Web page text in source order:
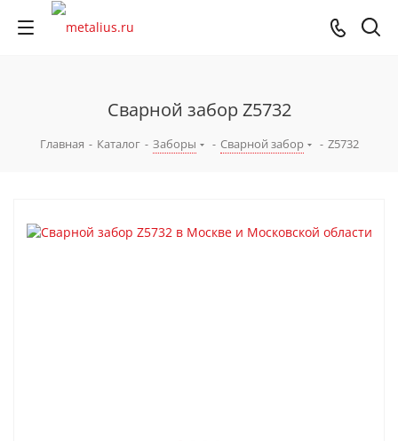
Сварной забор Z5732
Главная - Каталог - Заборы - Сварной забор - Z5732